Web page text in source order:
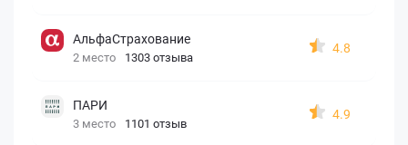
АльфаСтрахование
2 место 1303 отзыва
4.8
ПАРИ
3 место 1101 отзыв
4.9